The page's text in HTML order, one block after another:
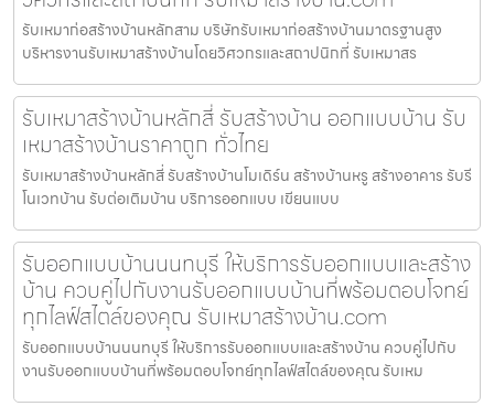
รับเหมาก่อสร้างบ้านหลักสาม บริษัทรับเหมาก่อสร้างบ้านมาตรฐานสูง
บริหารงานรับเหมาสร้างบ้านโดยวิศวกรและสถาปนิกที่ รับเหมาสร
รับเหมาสร้างบ้านหลักสี่ รับสร้างบ้าน ออกแบบบ้าน รับ
เหมาสร้างบ้านราคาถูก ทั่วไทย
รับเหมาสร้างบ้านหลักสี่ รับสร้างบ้านโมเดิร์น สร้างบ้านหรู สร้างอาคาร รับรี
โนเวทบ้าน รับต่อเติมบ้าน บริการออกแบบ เขียนแบบ
รับออกแบบบ้านนนทบุรี ให้บริการรับออกแบบและสร้าง
บ้าน ควบคู่ไปกับงานรับออกแบบบ้านที่พร้อมตอบโจทย์
ทุกไลฟ์สไตล์ของคุณ รับเหมาสร้างบ้าน.com
รับออกแบบบ้านนนทบุรี ให้บริการรับออกแบบและสร้างบ้าน ควบคู่ไปกับ
งานรับออกแบบบ้านที่พร้อมตอบโจทย์ทุกไลฟ์สไตล์ของคุณ รับเหม